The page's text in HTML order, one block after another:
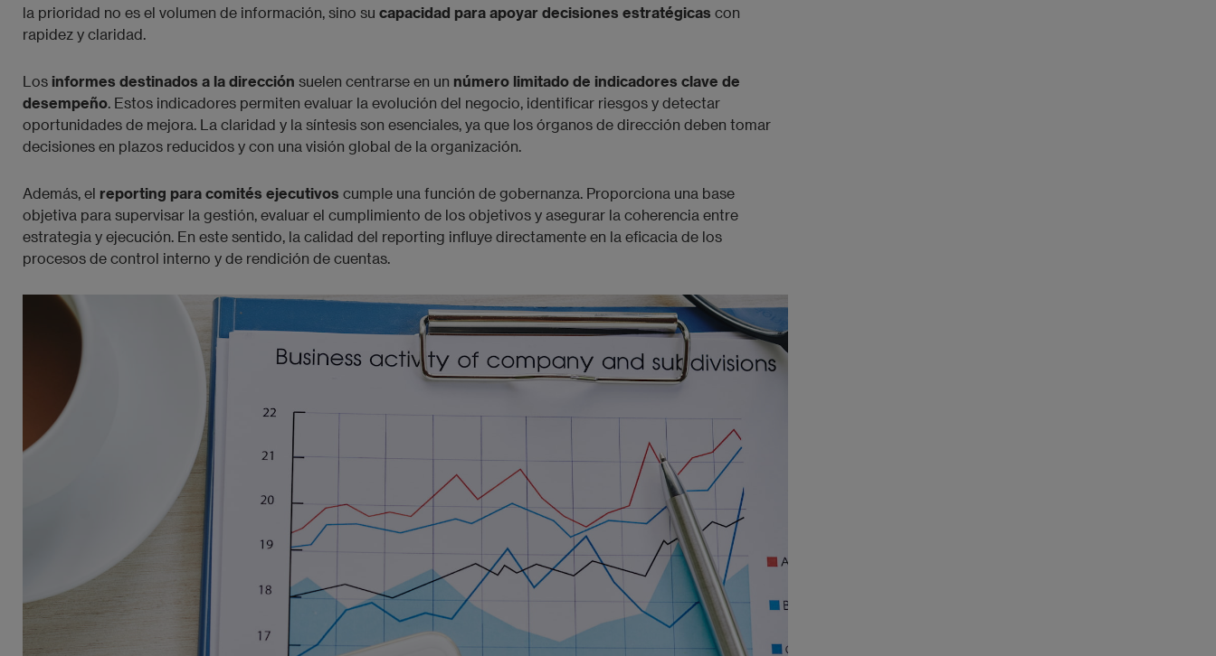
la prioridad no es el volumen de información, sino su capacidad para apoyar decisiones estratégicas con
rapidez y claridad.
Los informes destinados a la dirección suelen centrarse en un número limitado de indicadores clave de
desempeño . Estos indicadores permiten evaluar la evolución del negocio, identificar riesgos y detectar
oportunidades de mejora. La claridad y la síntesis son esenciales, ya que los órganos de dirección deben tomar
decisiones en plazos reducidos y con una visión global de la organización.
Además, el reporting para comités ejecutivos cumple una función de gobernanza. Proporciona una base
objetiva para supervisar la gestión, evaluar el cumplimiento de los objetivos y asegurar la coherencia entre
estrategia y ejecución. En este sentido, la calidad del reporting influye directamente en la eficacia de los
procesos de control interno y de rendición de cuentas.
Imagen